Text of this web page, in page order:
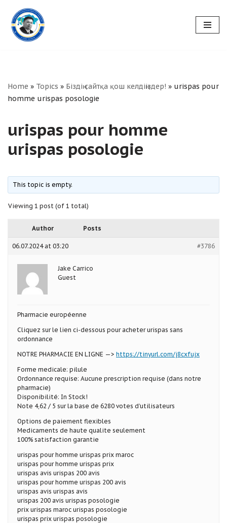
Skip
to
Home » Topics » Біздің сайтқа қош келдіңіздер! » urispas pour
homme urispas posologie
urispas pour homme
urispas posologie
This topic is empty.
Viewing 1 post (of 1 total)
Author Posts
06.07.2024 at 03:20 #3786
Jake Carrico
Guest
Pharmacie européenne
Cliquez sur le lien ci-dessous pour acheter urispas sans
ordonnance
NOTRE PHARMACIE EN LIGNE —> https://tinyurl.com/j8cxfujx
Forme medicale: pilule
Ordonnance requise: Aucune prescription requise (dans notre
pharmacie)
Disponibilité: In Stock!
Note 4,62 / 5 sur la base de 6280 votes d’utilisateurs
Options de paiement flexibles
Medicaments de haute qualite seulement
100% satisfaction garantie
urispas pour homme urispas prix maroc
urispas pour homme urispas prix
urispas avis urispas 200 avis
urispas pour homme urispas 200 avis
urispas avis urispas avis
urispas 200 avis urispas posologie
prix urispas maroc urispas posologie
urispas prix urispas posologie